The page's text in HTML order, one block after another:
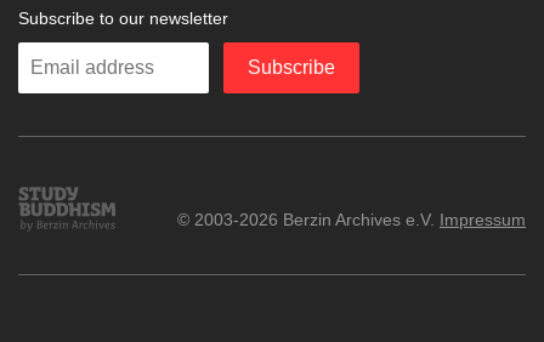
Subscribe to our newsletter
Enter
Subscribe
Study
Buddhism
© 2003-2026 Berzin Archives e.V. Impressum